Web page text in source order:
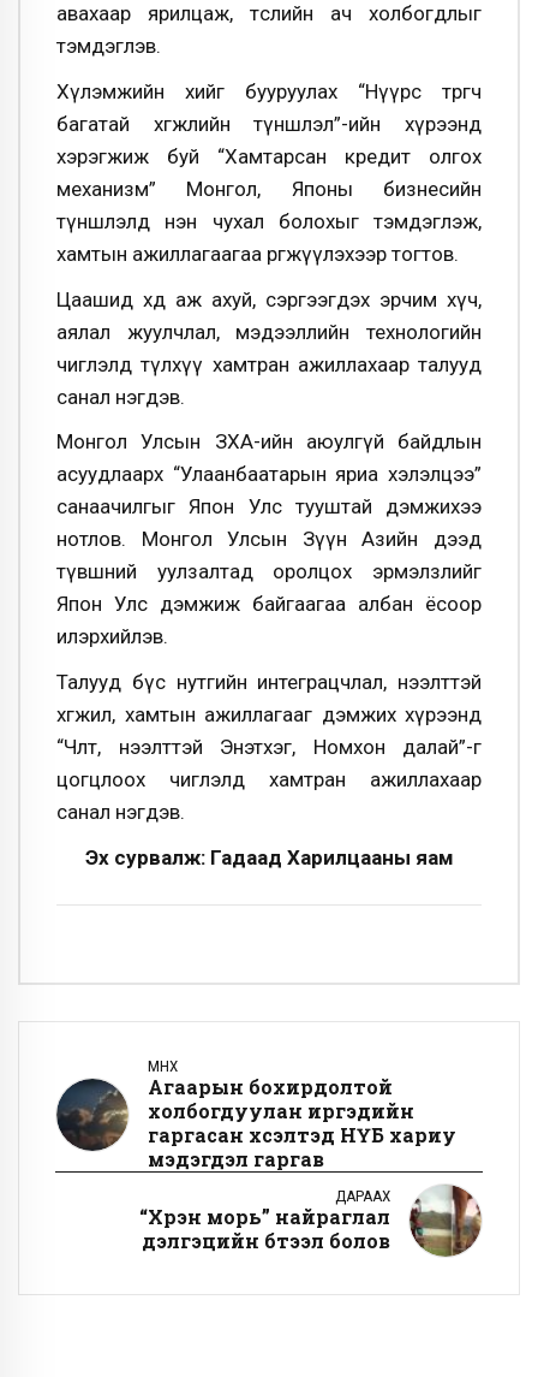
авахаар ярилцаж, төслийн ач холбогдлыг
тэмдэглэв.
Хүлэмжийн хийг бууруулах “Нүүрс төрөгч
багатай хөгжлийн түншлэл”-ийн хүрээнд
хэрэгжиж буй “Хамтарсан кредит олгох
механизм” Монгол, Японы бизнесийн
түншлэлд нэн чухал болохыг тэмдэглэж,
хамтын ажиллагаагаа өргөжүүлэхээр тогтов.
Цаашид хөдөө аж ахуй, сэргээгдэх эрчим хүч,
аялал жуулчлал, мэдээллийн технологийн
чиглэлд түлхүү хамтран ажиллахаар талууд
санал нэгдэв.
Монгол Улсын ЗХА-ийн аюулгүй байдлын
асуудлаарх “Улаанбаатарын яриа хэлэлцээ”
санаачилгыг Япон Улс тууштай дэмжихээ
нотлов. Монгол Улсын Зүүн Азийн дээд
түвшний уулзалтад оролцох эрмэлзлийг
Япон Улс дэмжиж байгаагаа албан ёсоор
илэрхийлэв.
Талууд бүс нутгийн интеграцчлал, нээлттэй
хөгжил, хамтын ажиллагааг дэмжих хүрээнд
“Чөлөөт, нээлттэй Энэтхэг, Номхон далай”-г
цогцлоох чиглэлд хамтран ажиллахаар
санал нэгдэв.
Эх сурвалж: Гадаад Харилцааны яам
ӨМНӨХ
Агаарын бохирдолтой
холбогдуулан иргэдийн
гаргасан хүсэлтэд НҮБ хариу
мэдэгдэл гаргав
ДАРААХ
“Хүрэн морь” найраглал
дэлгэцийн бүтээл болов